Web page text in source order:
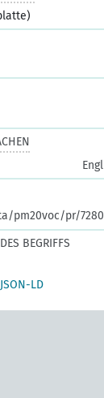
pm20voc/pr/
BEGRIFFS
JSON-LD